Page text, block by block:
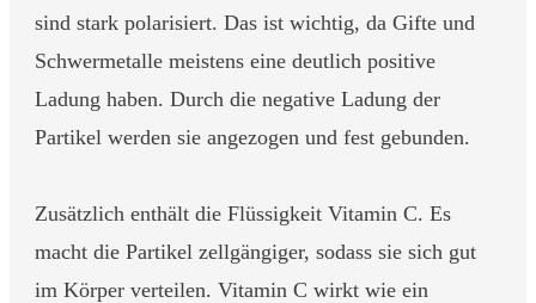
sind stark polarisiert. Das ist wichtig, da Gifte und
Schwermetalle meistens eine deutlich positive
Ladung haben. Durch die negative Ladung der
Partikel werden sie angezogen und fest gebunden.
Zusätzlich enthält die Flüssigkeit Vitamin C. Es
macht die Partikel zellgängiger, sodass sie sich gut
im Körper verteilen. Vitamin C wirkt wie ein